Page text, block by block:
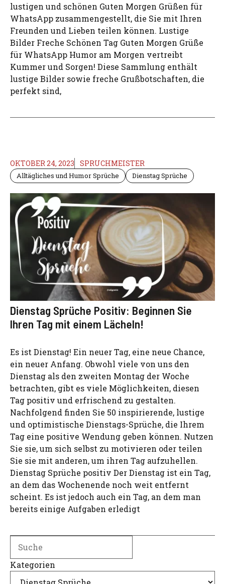
lustigen und schönen Guten Morgen Grüßen für
WhatsApp zusammengestellt, die Sie mit Ihren
Freunden und Lieben teilen können. Lustige
Bilder Freche Schönen Tag Guten Morgen Grüße
für WhatsApp Humor am Morgen vertreibt
Kummer und Sorgen! Diese Sammlung enthält
lustige Bilder sowie freche Grußbotschaften, die
perfekt sind,
OKTOBER 24, 2023 SPRUCHMEISTER
Alltägliches und Humor Sprüche Dienstag Sprüche
Dienstag Sprüche Positiv: Beginnen Sie
Ihren Tag mit einem Lächeln!
Es ist Dienstag! Ein neuer Tag, eine neue Chance,
ein neuer Anfang. Obwohl viele von uns den
Dienstag als den zweiten Montag der Woche
betrachten, gibt es viele Möglichkeiten, diesen
Tag positiv und erfrischend zu gestalten.
Nachfolgend finden Sie 50 inspirierende, lustige
und optimistische Dienstags-Sprüche, die Ihrem
Tag eine positive Wendung geben können. Nutzen
Sie sie, um sich selbst zu motivieren oder teilen
Sie sie mit anderen, um ihren Tag aufzuhellen.
Dienstag Sprüche positiv Der Dienstag ist ein Tag,
an dem das Wochenende noch weit entfernt
scheint. Es ist jedoch auch ein Tag, an dem man
bereits einige Aufgaben erledigt
Kategorien